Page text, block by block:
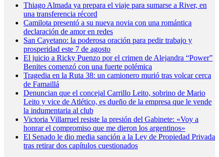
Thiago Almada ya prepara el viaje para sumarse a River, en
una transferencia récord
Camilota presentó a su nueva novia con una romántica
declaración de amor en redes
San Cayetano: la poderosa oración para pedir trabajo y
prosperidad este 7 de agosto
El juicio a Ricky Puenzo por el crimen de Alejandra “Power”
Benites comenzó con una fuerte polémica
Tragedia en la Ruta 38: un camionero murió tras volcar cerca
de Famaillá
Denuncian que el concejal Carrillo Leito, sobrino de Mario
Leito y vice de Atlético, es dueño de la empresa que le vende
la indumentaria al club
Victoria Villarruel resiste la presión del Gabinete: «Voy a
honrar el compromiso que me dieron los argentinos»
El Senado le dio media sanción a la Ley de Propiedad Privada
tras retirar dos capítulos cuestionados